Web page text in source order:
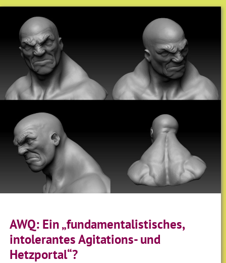
AWQ: Ein „fundamentalistisches,
intolerantes Agitations- und
Hetzportal“?